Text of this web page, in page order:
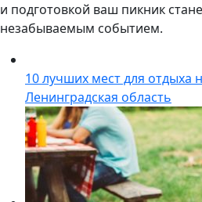
и подготовкой ваш пикник
незабываемым событием.
10 лучших мест для отдыха
Ленинградская область